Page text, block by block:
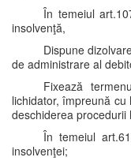
În temeiul
insolvenţă,
Dispune
de administrare al
Fixează
lichidator, împreună
deschiderea
În temeiul
insolvenţei;